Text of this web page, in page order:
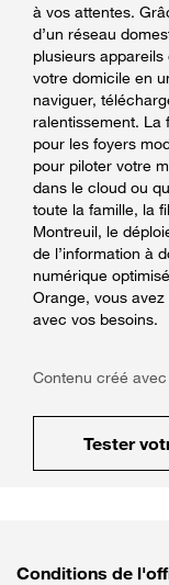
à vos attentes.
d’un réseau
plusieurs
votre domicile en
naviguer,
ralentissement. La
pour les foyers
pour piloter votre
dans le cloud ou
toute la famille, la
Montreuil, le
de l’information à
numérique
Orange, vous avez
avec vos besoins.
Contenu créé avec
Tester
Conditions de